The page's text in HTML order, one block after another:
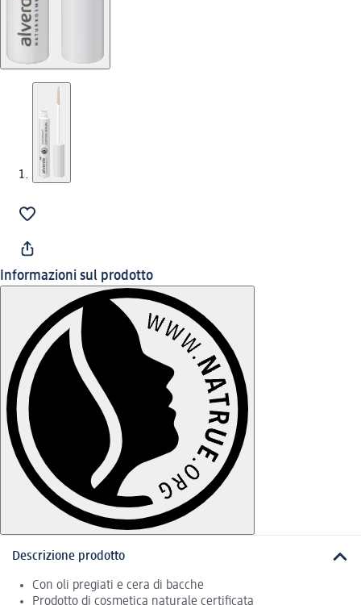
Informazioni sul prodotto
Descrizione prodotto
Con oli pregiati e cera di bacche
Prodotto di cosmetica naturale certificata